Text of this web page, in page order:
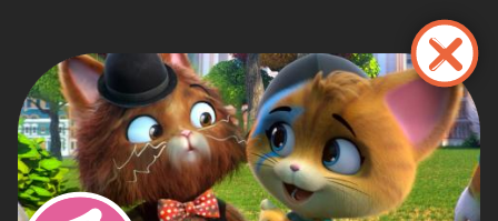
contenu
principal